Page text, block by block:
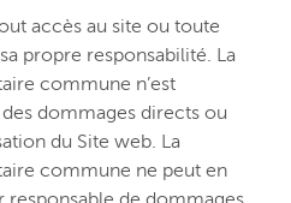
accès au site ou toute
propre responsabilité. La
commune n’est
dommages directs ou
du Site web. La
commune ne peut en